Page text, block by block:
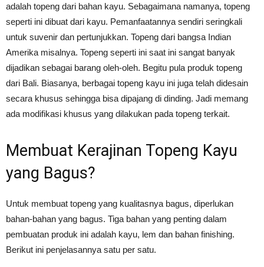
adalah topeng dari bahan kayu. Sebagaimana namanya, topeng
seperti ini dibuat dari kayu. Pemanfaatannya sendiri seringkali
untuk suvenir dan pertunjukkan. Topeng dari bangsa Indian
Amerika misalnya. Topeng seperti ini saat ini sangat banyak
dijadikan sebagai barang oleh-oleh. Begitu pula produk topeng
dari Bali. Biasanya, berbagai topeng kayu ini juga telah didesain
secara khusus sehingga bisa dipajang di dinding. Jadi memang
ada modifikasi khusus yang dilakukan pada topeng terkait.
Membuat Kerajinan Topeng Kayu
yang Bagus?
Untuk membuat topeng yang kualitasnya bagus, diperlukan
bahan-bahan yang bagus. Tiga bahan yang penting dalam
pembuatan produk ini adalah kayu, lem dan bahan finishing.
Berikut ini penjelasannya satu per satu.